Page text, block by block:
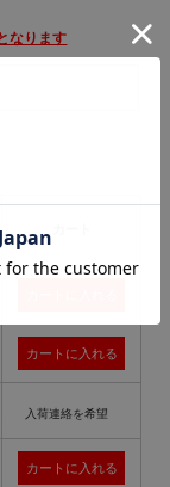
なります
入荷連絡を希望